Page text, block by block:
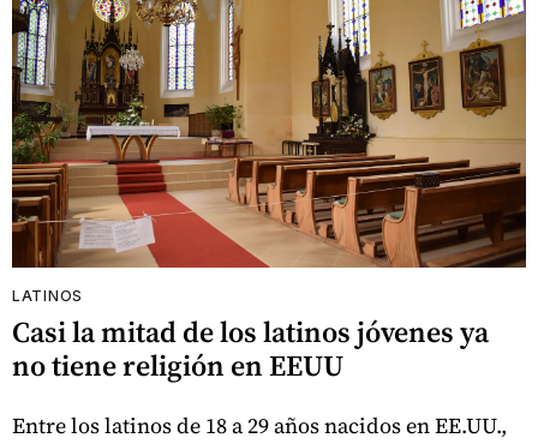
LATINOS
Casi la mitad de los latinos jóvenes ya
no tiene religión en EEUU
Entre los latinos de 18 a 29 años nacidos en EE.UU.,